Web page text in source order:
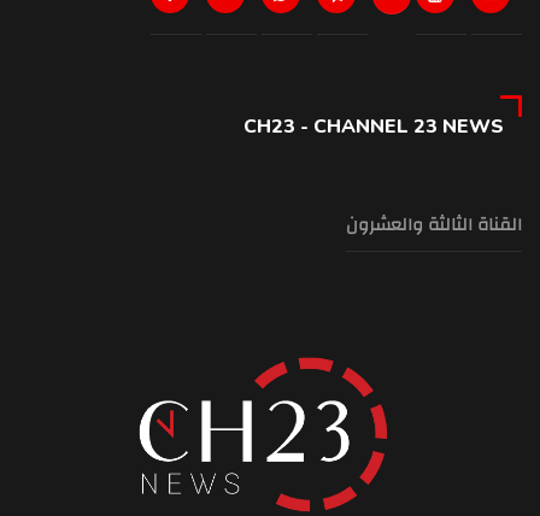
CH23 - CHANNEL 23 NEWS
القناة الثالثة والعشرون